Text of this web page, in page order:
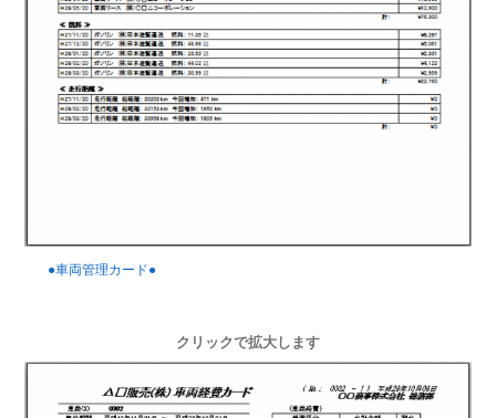
●車両管理カード●
クリックで拡大します